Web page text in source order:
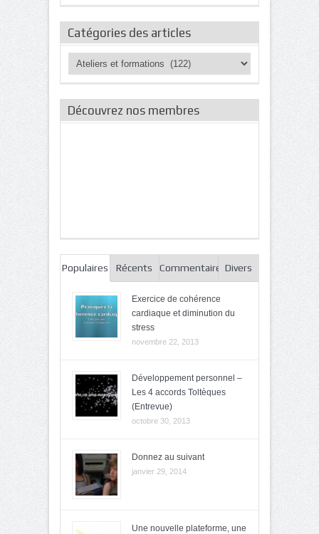
Catégories des articles
Catégories
des
Découvrez nos membres
Populaires Récents CommentairesDivers
Exercice de cohérence
cardiaque et diminution du
stress
novembre 22, 2013
Développement personnel –
Les 4 accords Toltèques
(Entrevue)
octobre 30, 2013
Donnez au suivant
janvier 29, 2014
Une nouvelle plateforme, une